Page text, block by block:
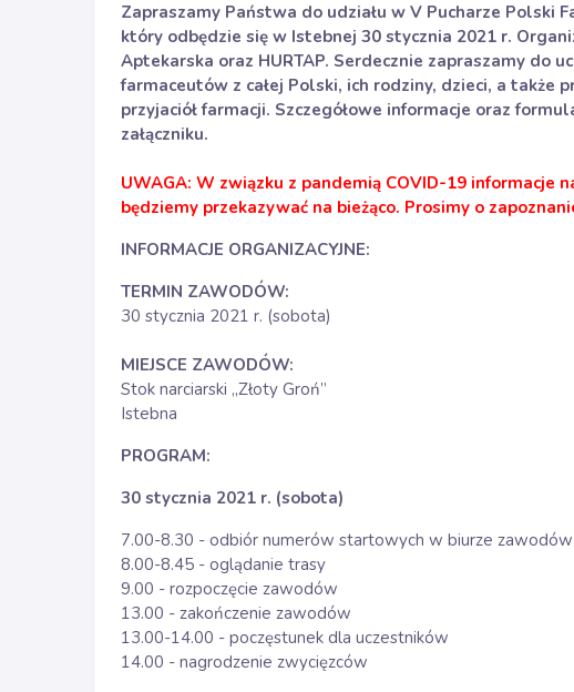
Zapraszamy Państwa do udziału w V Pucharze Polski
który odbędzie się w Istebnej 30 stycznia 2021 r.
Aptekarska oraz HURTAP. Serdecznie zapraszamy do
farmaceutów z całej Polski, ich rodziny, dzieci, a także
przyjaciół farmacji. Szczegółowe informacje oraz
załączniku.
UWAGA: W związku z pandemią COVID-19
będziemy przekazywać na bieżąco. Prosimy o
INFORMACJE ORGANIZACYJNE:
TERMIN ZAWODÓW:
30 stycznia 2021 r. (sobota)
MIEJSCE ZAWODÓW:
Stok narciarski „Złoty Groń”
Istebna
PROGRAM:
30 stycznia 2021 r. (sobota)
7.00-8.30 - odbiór numerów startowych w biurze zawodów
8.00-8.45 - oglądanie trasy
9.00 - rozpoczęcie zawodów
13.00 - zakończenie zawodów
13.00-14.00 - poczęstunek dla uczestników
14.00 - nagrodzenie zwycięzców